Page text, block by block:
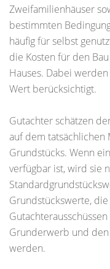
Zweifamilienhäuser
bestimmten
häufig für selbst
die Kosten für den
Hauses. Dabei
Wert berücksichtigt.
Gutachter schätzen
auf dem
Grundstücks. Wenn
verfügbar ist, wird sie
Grundstückswerte,
Grunderwerb und
werden.